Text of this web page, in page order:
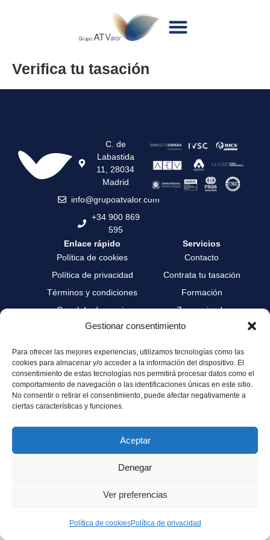
Gestionar consentimiento
Para ofrecer las mejores experiencias, utilizamos tecnologías como las
cookies para almacenar y/o acceder a la información del dispositivo. El
consentimiento de estas tecnologías nos permitirá procesar datos como el
comportamiento de navegación o las identificaciones únicas en este sitio.
No consentir o retirar el consentimiento, puede afectar negativamente a
ciertas características y funciones.
Aceptar
Denegar
Ver preferencias
Política de cookiesPolítica de privacidad
Verifica tu tasación
C. de
Labastida
11, 28034
Madrid
info@grupoatvalor.com
+34 900 869
595
Servicios
Contacto
Contrata tu tasación
Formación
Zona privada
Área profesionales
Enlace rápido
Política de cookies
Política de privacidad
Términos y condiciones
Canal de denuncia
Servicio de Atención al
Sostenibilidad y
Gobernanza
© 2025 Grupo ATValor. All rights reserved
Tasación vivienda divorcio Madrid – Valoración de Empresas–